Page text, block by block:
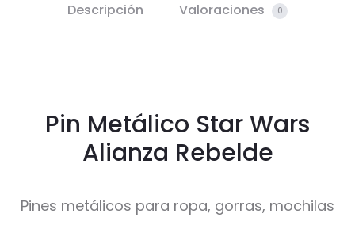
Descripción Valoraciones 0
Pin Metálico Star Wars
Alianza Rebelde
Pines metálicos para ropa, gorras, mochilas